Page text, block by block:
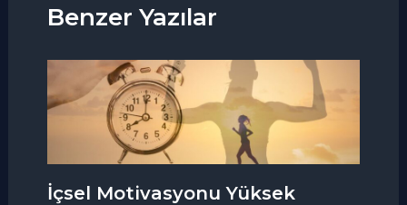
Benzer Yazılar
İçsel Motivasyonu Yüksek